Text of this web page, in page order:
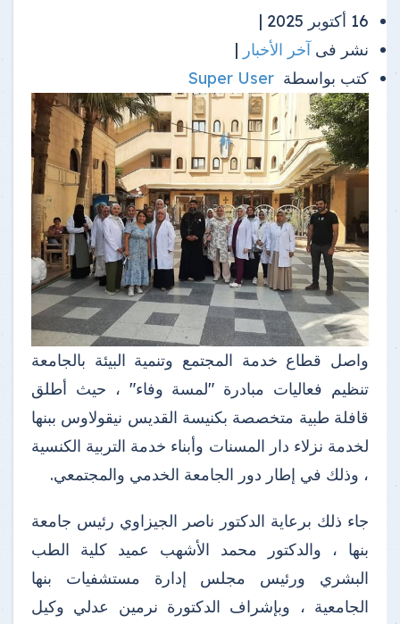
16 أكتوبر 2025 |
نشر فى آخر الأخبار |
كتب بواسطة Super User
واصل قطاع خدمة المجتمع وتنمية البيئة بالجامعة
تنظيم فعاليات مبادرة "لمسة وفاء" ، حيث أطلق
قافلة طبية متخصصة بكنيسة القديس نيقولاوس ببنها
لخدمة نزلاء دار المسنات وأبناء خدمة التربية الكنسية
، وذلك في إطار دور الجامعة الخدمي والمجتمعي.
جاء ذلك برعاية الدكتور ناصر الجيزاوي رئيس جامعة
بنها ، والدكتور محمد الأشهب عميد كلية الطب
البشري ورئيس مجلس إدارة مستشفيات بنها
الجامعية ، وبإشراف الدكتورة نرمين عدلي وكيل